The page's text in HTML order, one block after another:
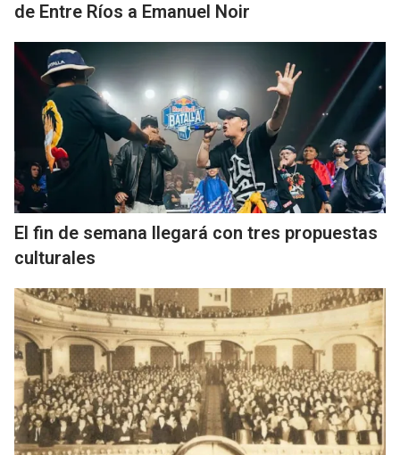
de Entre Ríos a Emanuel Noir
El fin de semana llegará con tres propuestas
culturales